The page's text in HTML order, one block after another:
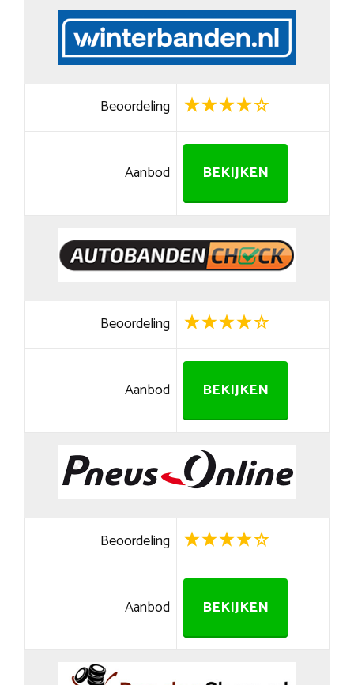
Beoordeling
Aanbod BEKIJKEN
Beoordeling
Aanbod BEKIJKEN
Beoordeling
Aanbod BEKIJKEN